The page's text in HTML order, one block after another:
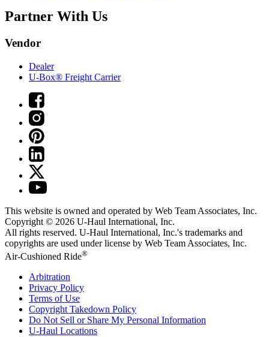
Partner With Us
Vendor
Dealer
U-Box® Freight Carrier
This website is owned and operated by Web Team Associates, Inc.
Copyright © 2026 U-Haul International, Inc.
All rights reserved. U-Haul International, Inc.'s trademarks and
copyrights are used under license by Web Team Associates, Inc.
Air-Cushioned Ride®
Arbitration
Privacy Policy
Terms of Use
Copyright Takedown Policy
Do Not Sell or Share My Personal Information
U-Haul Locations